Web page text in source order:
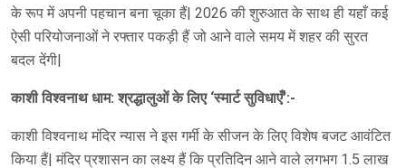
के रूप में अपनी पहचान बना चूका हैं| 2026 की शुरुआत के साथ ही यहाँ कई
ऐसी परियोजनाओं ने रफ्तार पकड़ी हैं जो आने वाले समय में शहर की सुरत
बदल देंगी|
काशी विश्वनाथ धाम: श्रद्धालुओं के लिए ‘स्मार्ट सुविधाएँ’:-
काशी विश्वनाथ मंदिर न्यास ने इस गर्मी के सीजन के लिए विशेष बजट आवंटित
किया हैं| मंदिर प्रशासन का लक्ष्य हैं कि प्रतिदिन आने वाले लगभग 1.5 लाख